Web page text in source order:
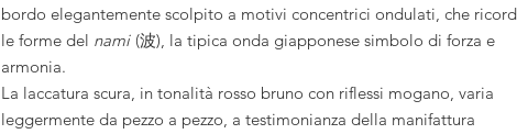
bordo elegantemente scolpito a motivi concentrici ondulati, che
le forme del nami (波), la tipica onda giapponese simbolo di forza e
armonia.
La laccatura scura, in tonalità rosso bruno con riflessi mogano, varia
leggermente da pezzo a pezzo, a testimonianza della manifattura